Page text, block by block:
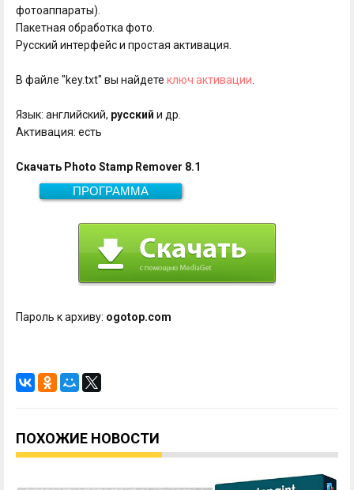
фотоаппараты).
Пакетная обработка фото.
Русский интерфейс и простая активация.
В файле "key.txt" вы найдете ключ активации
Язык: английский, русский и др.
Активация: есть
Скачать Photo Stamp Remover 8.1
ПРОГРАММА
9,3 Мб
Скачать
Пароль к архиву: ogotop.com
ПОХОЖИЕ НОВОСТИ